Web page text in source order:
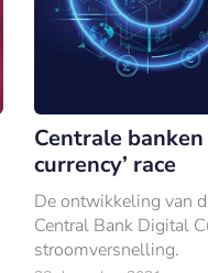
Centrale
currency’ race
De ontwikkeling van
Central Bank Digital
stroomversnelling.